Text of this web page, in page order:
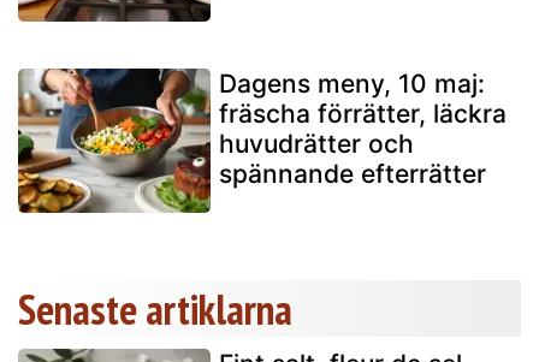
Dagens meny, 10 maj:
fräscha förrätter, läckra
huvudrätter och
spännande efterrätter
Senaste artiklarna